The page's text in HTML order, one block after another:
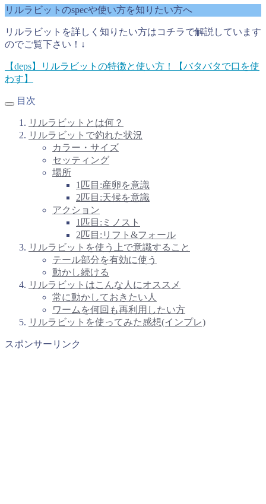
リルラビットのspecや使い方を知りたい方へ
リルラビットを詳しく知りたい方はコチラで解説しています
のでご覧下さい！↓
【deps】リルラビットの特徴と使い方！【バタバタで口を使
わす】
目次
リルラビットとは何？
リルラビットで釣れた状況
カラー・サイズ
セッティング
場所
1匹目:産卵を意識
2匹目:天候を意識
アクション
1匹目:ミノスト
2匹目:リフト&フォール
リルラビットを使う上で意識すること
テール部分を有効に使う
動かし続ける
リルラビットはこんな人にオススメ
常に動かしておきたい人
ワームを何回も再利用したい方
リルラビットを使ってみた感想(インプレ)
スポンサーリンク